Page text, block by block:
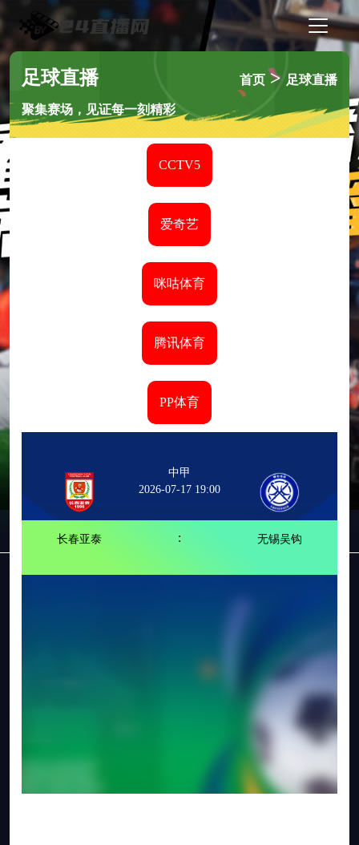
足球直播
聚集赛场，见证每一刻精彩
首页 > 足球直播
CCTV5
爱奇艺
咪咕体育
腾讯体育
PP体育
中甲
2026-07-17 19:00
长春亚泰 : 无锡吴钩